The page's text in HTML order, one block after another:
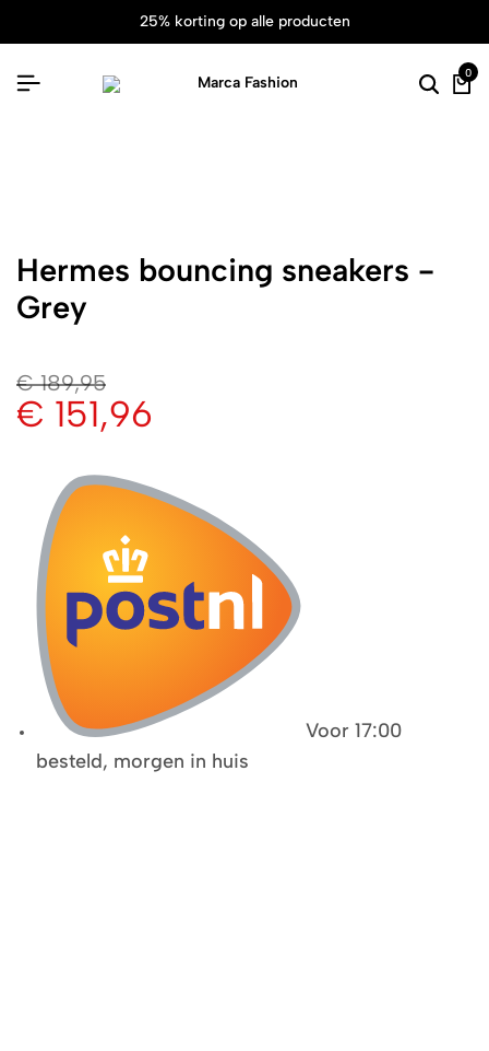
25% korting op alle producten
0
Hermes bouncing sneakers -
Grey
€189,95
€ 151,96
Voor 17:00
besteld, morgen in huis